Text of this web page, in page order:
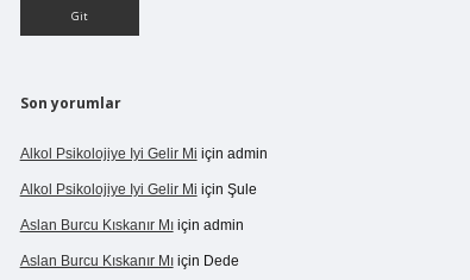
Son yorumlar
Alkol Psikolojiye Iyi Gelir Mi için admin
Alkol Psikolojiye Iyi Gelir Mi için Şule
Aslan Burcu Kıskanır Mıiçin admin
Aslan Burcu Kıskanır Mıiçin Dede